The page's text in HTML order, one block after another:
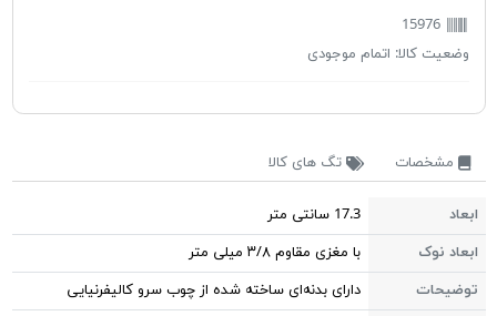
15976
وضعیت کالا: اتمام موجودی
مشخصات تگ های کالا
ابعاد
17.3 سانتی متر
ابعاد نوک
با مغزی مقاوم ۳/۸ میلی متر
توضیحات
دارای بدنه‌ای ساخته شده از چوب سرو کالیفرنیایی